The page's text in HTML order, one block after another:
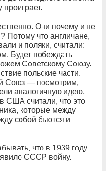
Они почему и не
Потому что англичане,
и поляки, считали:
Будет побеждать
Советскому Союзу.
польские части.
Союз — посмотрим,
аналогичную идею,
США считали, что это
которые между
собой бьются и
что в 1939 году
СССР войну.